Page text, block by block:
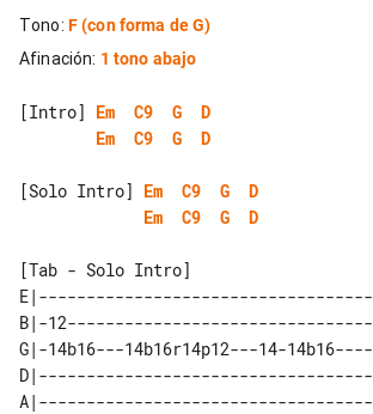
Tono: F(con forma de G)
Afinación: 1 tono abajo
[Intro] Em C9 G
D
Em
C9 G D
[Solo Intro] Em C9 G
D
Em
C9 G D
[Tab - Solo Intro]
E|-----------------------------------
B|-12--------------------------------
G|-14b16---14b16r14p12---14-14b16----
D|-----------------------------------
A|-----------------------------------